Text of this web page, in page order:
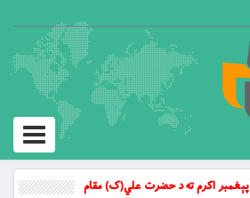
Toggle
پېغمبر اکرم ته د حضرت علي(ک) مقام